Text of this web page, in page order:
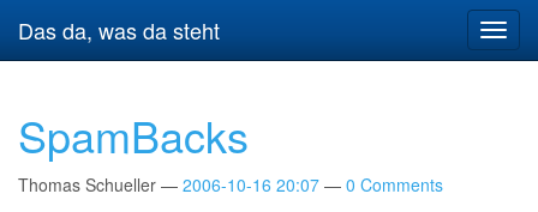
zum
Hauptinhalt
Das da, was da steht
SpamBacks
Thomas Schueller 2006-10-16 20:07
0 Comments